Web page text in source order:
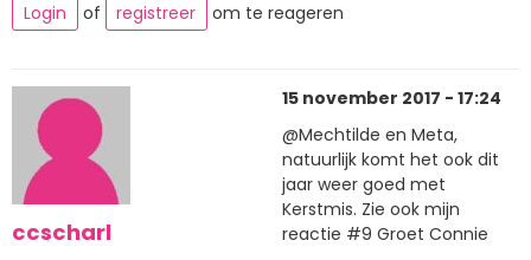
Login
of registreer om te reageren
ccscharl
15 november 2017 - 17:24
@Mechtilde en Meta,
natuurlijk komt het ook dit
jaar weer goed met
Kerstmis. Zie ook mijn
reactie #9 Groet Connie